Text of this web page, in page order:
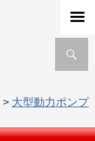
> 大型動力ポンプ